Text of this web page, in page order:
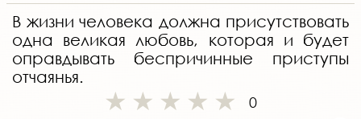
В жизни человека должна присутствовать
одна великая любовь, которая и будет
оправдывать беспричинные приступы
отчаянья.
0